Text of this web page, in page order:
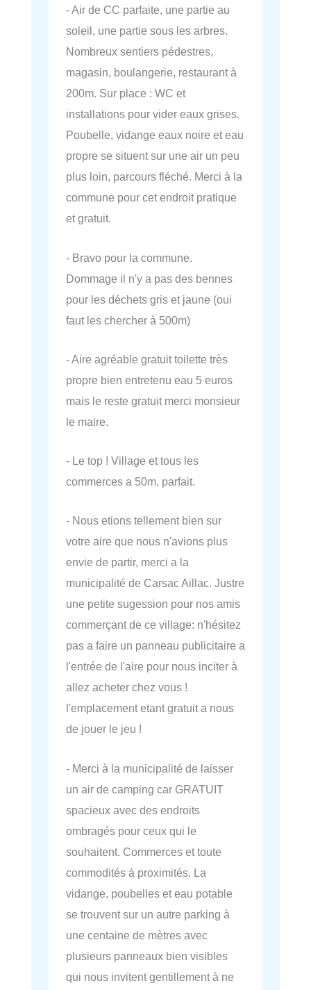
- Air de CC parfaite, une partie au
soleil, une partie sous les arbres.
Nombreux sentiers pédestres,
magasin, boulangerie, restaurant à
200m. Sur place : WC et
installations pour vider eaux grises.
Poubelle, vidange eaux noire et eau
propre se situent sur une air un peu
plus loin, parcours fléché. Merci à la
commune pour cet endroit pratique
et gratuit.
- Bravo pour la commune.
Dommage il n'y a pas des bennes
pour les déchets gris et jaune (oui
faut les chercher à 500m)
- Aire agréable gratuit toilette très
propre bien entretenu eau 5 euros
mais le reste gratuit merci monsieur
le maire.
- Le top ! Village et tous les
commerces a 50m, parfait.
- Nous etions tellement bien sur
votre aire que nous n'avions plus
envie de partir, merci a la
municipalité de Carsac Aillac. Justre
une petite sugession pour nos amis
commerçant de ce village: n'hésitez
pas a faire un panneau publicitaire a
l'entrée de l'aire pour nous inciter à
allez acheter chez vous !
l'emplacement etant gratuit a nous
de jouer le jeu !
- Merci à la municipalité de laisser
un air de camping car GRATUIT
spacieux avec des endroits
ombragés pour ceux qui le
souhaitent. Commerces et toute
commodités à proximités. La
vidange, poubelles et eau potable
se trouvent sur un autre parking à
une centaine de mètres avec
plusieurs panneaux bien visibles
qui nous invitent gentillement à ne